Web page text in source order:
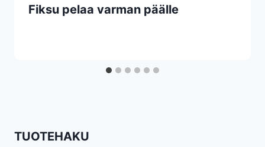
Fiksu pelaa varman päälle
TUOTEHAKU